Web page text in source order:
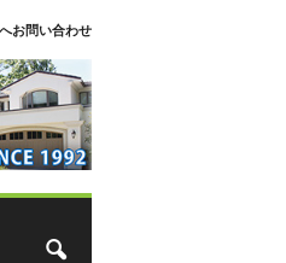
お問い合わせ